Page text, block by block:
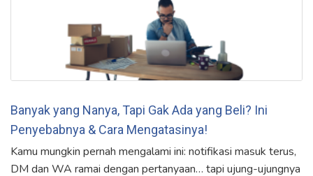
Banyak yang Nanya, Tapi Gak Ada yang Beli? Ini
Penyebabnya & Cara Mengatasinya!
Kamu mungkin pernah mengalami ini: notifikasi masuk terus,
DM dan WA ramai dengan pertanyaan… tapi ujung-ujungnya